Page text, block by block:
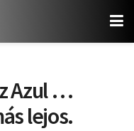
Azul …
lejos.